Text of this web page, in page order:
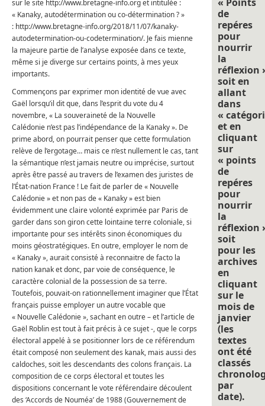
sur le site http://www.bretagne-info.org et intitulée :
« Kanaky, autodétermination ou co-détermination ? »
: http://www.bretagne-info.org/2018/11/07/kanaky-
autodetermination-ou-codetermination/. Je fais mienne
la majeure partie de l’analyse exposée dans ce texte,
même si je diverge sur certains points, à mes yeux
importants.
Commençons par exprimer mon identité de vue avec
Gaël lorsqu’il dit que, dans l’esprit du vote du 4
novembre, « La souveraineté de la Nouvelle
Calédonie n’est pas l’indépendance de la Kanaky ». De
prime abord, on pourrait penser que cette formulation
relève de l’ergotage… mais ce n’est nullement le cas, tant
la sémantique n’est jamais neutre ou imprécise, surtout
après être passé au travers de l’examen des juristes de
l’État-nation France ! Le fait de parler de « Nouvelle
Calédonie » et non pas de « Kanaky » est bien
évidemment une claire volonté exprimée par Paris de
garder dans son giron cette lointaine terre coloniale, si
importante pour ses intérêts sinon économiques du
moins géostratégiques. En outre, employer le nom de
« Kanaky », aurait consisté à reconnaitre de facto la
nation kanak et donc, par voie de conséquence, le
caractère colonial de la possession de sa terre.
Toutefois, pouvait-on rationnellement imaginer que l’État
français puisse employer un autre vocable que
« Nouvelle Calédonie », sachant en outre – et l’article de
Gaël Roblin est tout à fait précis à ce sujet -, que le corps
électoral appelé à se positionner lors de ce référendum
était composé non seulement des kanak, mais aussi des
caldoches, soit les descendants des colons français. La
composition de ce corps électoral et toutes les
dispositions concernant le vote référendaire découlent
des ‘Accords de Nouméa’ de 1988 (Gouvernement de
de
repéres
pour
nourrir
la
réflexion
soit en
allant
dans
«
et en
cliquant
sur
« points
de
repéres
pour
nourrir
la
réflexion
soit
pour les
archives
en
cliquant
sur le
mois de
janvier
(les
textes
ont été
classés
par
date).